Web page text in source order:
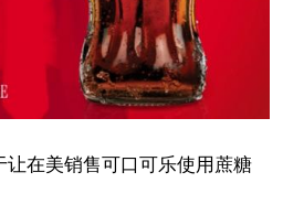
让在美销售可口可乐使用蔗糖